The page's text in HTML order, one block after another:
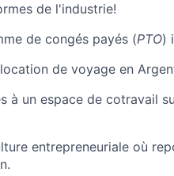
de l'industrie!
de congés payés (PTO)
de voyage en
à un espace de cotravail
entrepreneuriale où